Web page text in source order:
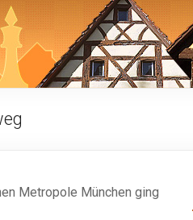
Metropole München ging